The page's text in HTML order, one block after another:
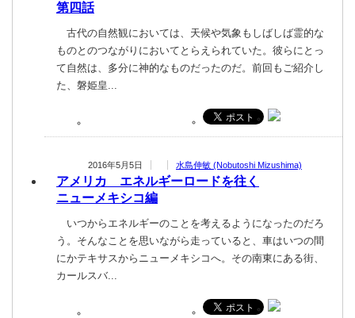
第四話
古代の自然観においては、天候や気象もしばしば霊的な
ものとのつながりにおいてとらえられていた。彼らにとっ
て自然は、多分に神的なものだったのだ。前回もご紹介し
た、磐姫皇...
2016年5月5日 水島伸敏 (Nobutoshi Mizushima)
アメリカ エネルギーロードを往く
ニューメキシコ編
いつからエネルギーのことを考えるようになったのだろ
う。そんなことを思いながら走っていると、車はいつの間
にかテキサスからニューメキシコへ。その南東にある街、
カールスバ...